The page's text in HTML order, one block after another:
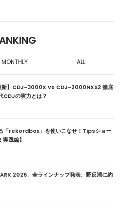
MONTHLY ALL
新】CDJ-3000X vs CDJ-2000NXS2 徹底
CDJの実力とは？
「rekordbox」を使いこなせ！Tipsショー
践編】
ARK 2026」全ラインナップ発表、野反湖に約